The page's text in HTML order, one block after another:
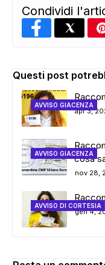
Condividi
Questi post
AVVISO GIACENZA
apr 3,
AVVISO GIACENZA
cosa
nov 28,
AVVISO DI CORTESIA
gen 4,